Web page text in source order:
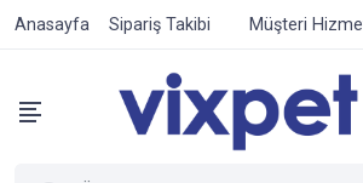
Anasayfa Sipariş Takibi Müşteri